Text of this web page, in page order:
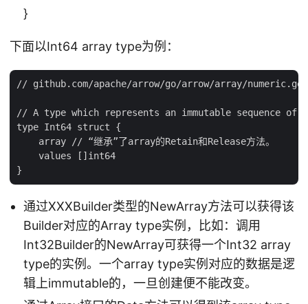
}
下面以Int64 array type为例：
// github.com/apache/arrow/go/arrow/array/
// A type which represents an immutable sequence of
type Int64 struct {
    array // “继承”了array的Retain和Release方法。
    values []int64
通过XXXBuilder类型的NewArray方法可以获得该
Builder对应的Array type实例，比如：调用
Int32Builder的NewArray可获得一个Int32 array
type的实例。一个array type实例对应的数据是逻
辑上immutable的，一旦创建便不能改变。